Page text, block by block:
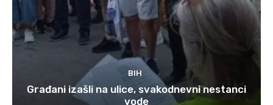
BIH
Građani izašli na ulice, svakodnevni nestanci
vode